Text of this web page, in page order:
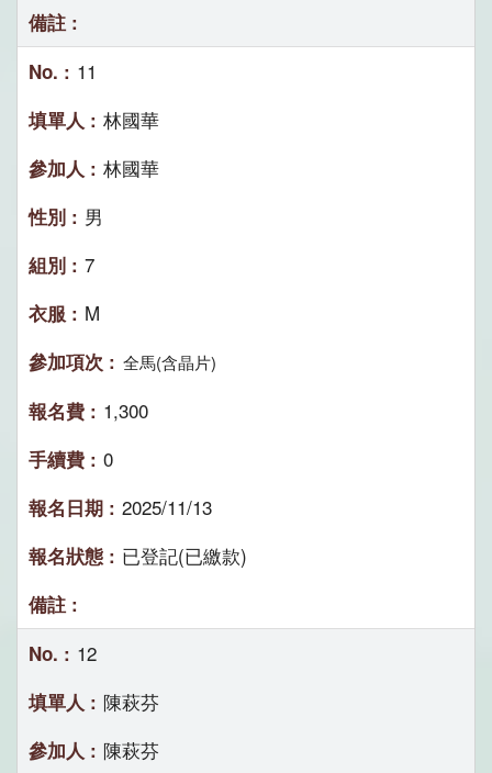
11
林國華
林國華
男
7
M
全馬(含晶片)
1,300
0
2025/11/13
已登記(已繳款)
12
陳萩芬
陳萩芬